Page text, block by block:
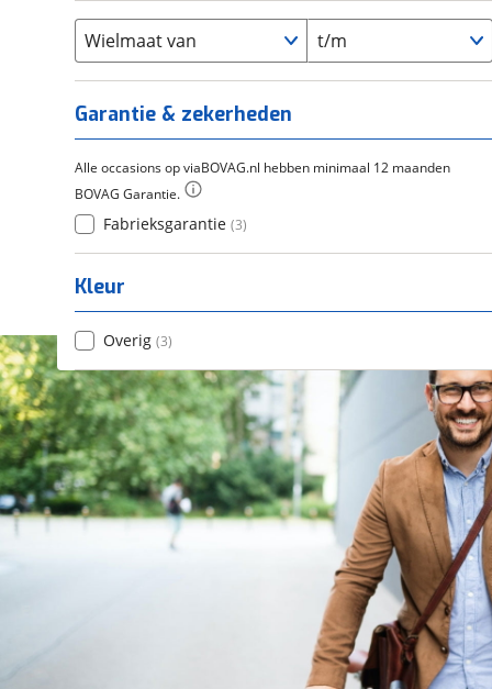
Overig ( 0)
Scandium
Staal (0 )
Tica
Wielmaat van t/m
Garantie & zekerheden
Alle occasions op viaBOVAG.nl hebben minimaal 12 maanden
BOVAG Garantie.
Fabrieksgarantie (3)
Kleur
Overig (3)